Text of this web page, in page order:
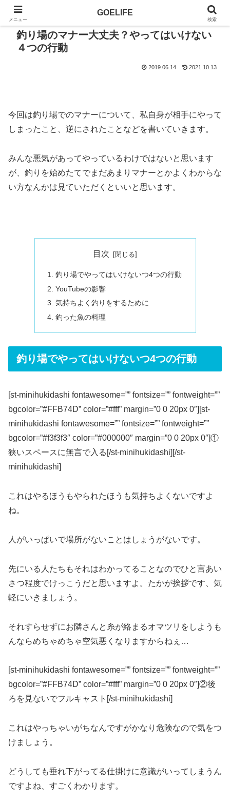
釣り場のマナー大丈夫？やってはいけない
４つの行動
2019.06.14 2021.10.13
今回は釣り場でのマナーについて、私自身が相手にやって
しまったこと、逆にされたことなどを書いていきます。
みんな悪気があってやっているわけではないと思います
が、釣りを始めたてでまだあまりマナーとかよくわからな
い方なんかは見ていただくといいと思います。
目次
釣り場でやってはいけないつ4つの行動
YouTubeの影響
気持ちよく釣りをするために
釣った魚の料理
釣り場でやってはいけないつ4つの行動
[st-minihukidashi fontawesome=”” fontsize=”” fontweight=””
bgcolor=”#FFB74D” color=”#fff” margin=”0 0 20px 0″][st-
minihukidashi fontawesome=”” fontsize=”” fontweight=””
bgcolor=”#f3f3f3″ color=”#000000″ margin=”0 0 20px 0″]①
狭いスペースに無言で入る[/st-minihukidashi][/st-
minihukidashi]
これはやるほうもやられたほうも気持ちよくないですよ
ね。
人がいっぱいで場所がないことはしょうがないです。
先にいる人たちもそれはわかってることなのでひと言あい
さつ程度でけっこうだと思いますよ。たかが挨拶です、気
軽にいきましょう。
それすらせずにお隣さんと糸が絡まるオマツリをしようも
んならめちゃめちゃ空気悪くなりますからねぇ…
[st-minihukidashi fontawesome=”” fontsize=”” fontweight=””
bgcolor=”#FFB74D” color=”#fff” margin=”0 0 20px 0″]②後
ろを見ないでフルキャスト[/st-minihukidashi]
これはやっちゃいがちなんですがかなり危険なので気をつ
けましょう。
どうしても垂れ下がってる仕掛けに意識がいってしまうん
ですよね、すごくわかります。
メニュー
GOELIFE
検索